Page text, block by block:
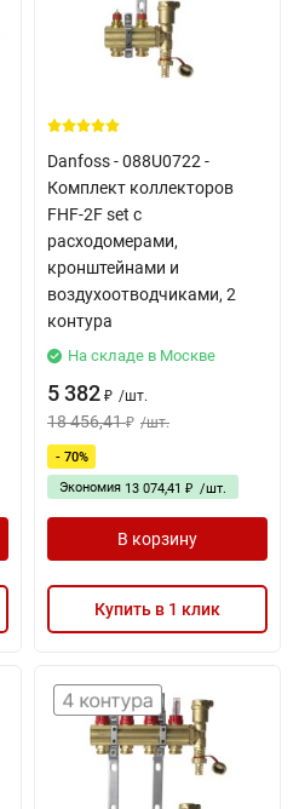
Danfoss - 088U0722 -
Комплект коллекторов
FHF-2F set с
расходомерами,
кронштейнами и
воздухоотводчиками, 2
контура
На складе в Москве
5 382 ₽ /шт.
18 456,41 ₽ /шт.
- 70%
Экономия 13 074,41 ₽ /шт.
В корзину
Купить в 1 клик